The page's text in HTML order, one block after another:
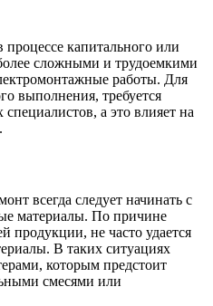
капитального или
сложными и трудоемкими
работы. Для
выполнения, требуется
а это влияет на
всегда следует начинать с
материалы. По причине
продукции, не часто удается
В таких ситуациях
которым предстоит
смесями или